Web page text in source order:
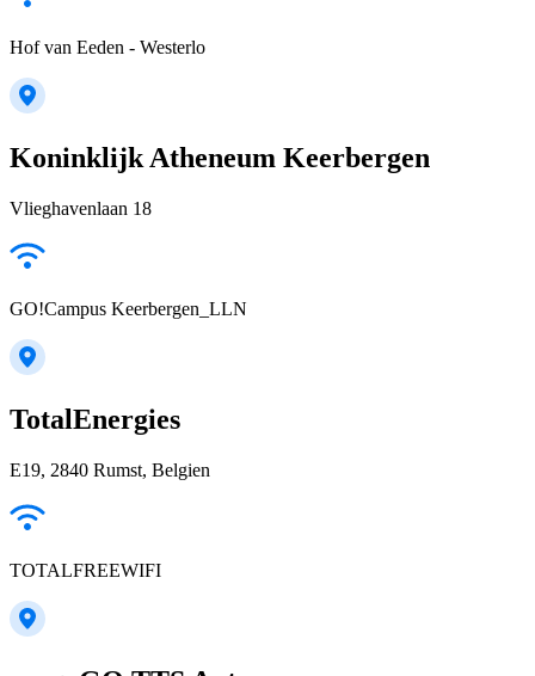
Hof van Eeden - Westerlo
Koninklijk Atheneum Keerbergen
Vlieghavenlaan 18
GO!Campus Keerbergen_LLN
TotalEnergies
E19, 2840 Rumst, Belgien
TOTALFREEWIFI